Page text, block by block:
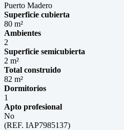
Puerto Madero
Superficie cubierta
80 m²
Ambientes
2
Superficie semicubierta
2 m²
Total construido
82 m²
Dormitorios
1
Apto profesional
No
(REF. IAP7985137)